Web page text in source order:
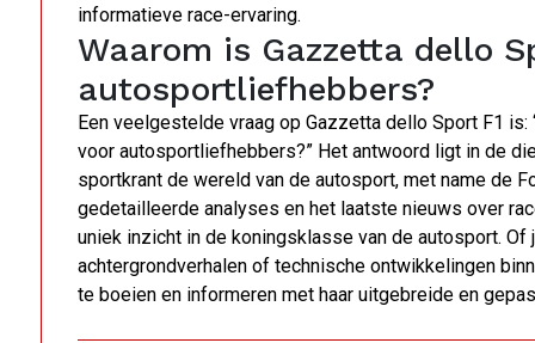
informatieve race-ervaring.
Waarom is Gazzetta dello
autosportliefhebbers?
Een veelgestelde vraag op Gazzetta dello Sport F1
voor autosportliefhebbers?” Het antwoord ligt in de
sportkrant de wereld van de autosport, met name de
gedetailleerde analyses en het laatste nieuws over
uniek inzicht in de koningsklasse van de autosport.
achtergrondverhalen of technische ontwikkelingen
te boeien en informeren met haar uitgebreide en